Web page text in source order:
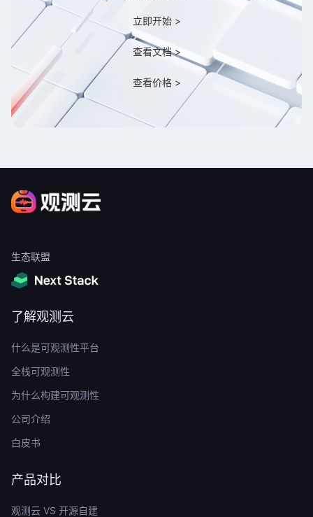
立即开始 >
查看文档 >
查看价格 >
生态联盟
了解观测云
什么是可观测性平台
全栈可观测性
为什么构建可观测性
公司介绍
白皮书
产品对比
观测云 VS 开源自建